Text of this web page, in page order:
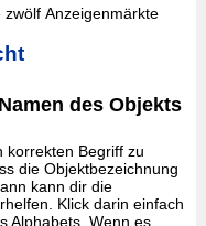
Anzeigenmärkte
des Objekts
korrekten Begriff zu
die Objektbezeichnung
kann dir die
Klick darin einfach
Alphabets. Wenn es